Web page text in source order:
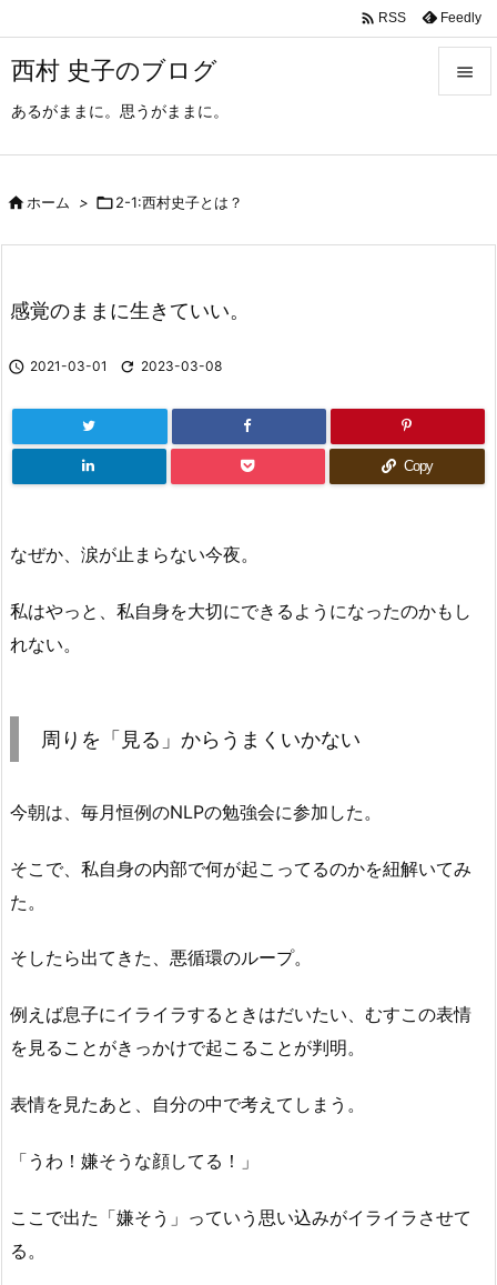
西村 史子のブログ
あるがままに。思うがままに。

 RSS Feedly
ホーム > 2-1:西村史子とは？
感覚のままに生きていい。
 2021-03-01  2023-03-08
Copy
なぜか、涙が止まらない今夜。
私はやっと、私自身を大切にできるようになったのかもし
れない。
周りを「見る」からうまくいかない
今朝は、毎月恒例のNLPの勉強会に参加した。
そこで、私自身の内部で何が起こってるのかを紐解いてみ
た。
そしたら出てきた、悪循環のループ。
例えば息子にイライラするときはだいたい、むすこの表情
を見ることがきっかけで起こることが判明。
表情を見たあと、自分の中で考えてしまう。
「うわ！嫌そうな顔してる！」
ここで出た「嫌そう」っていう思い込みがイライラさせて
る。